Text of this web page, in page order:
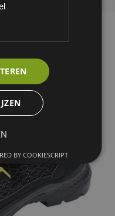
BY COOKIESCRIPT